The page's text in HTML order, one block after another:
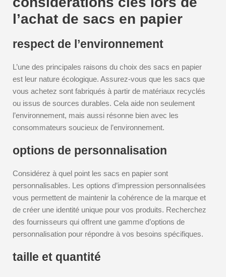
l’achat de sacs en papier
respect de l’environnement
L’une des principales raisons du choix des sacs en papier
est leur nature écologique. Assurez-vous que les sacs que
vous achetez sont fabriqués à partir de matériaux recyclés
ou issus de sources durables. Cela aide non seulement
l’environnement, mais aussi résonne bien avec les
consommateurs soucieux de l’environnement.
options de personnalisation
Considérez à quel point les sacs en papier sont
personnalisables. Les options d’impression personnalisées
vous permettent de maintenir la cohérence de la marque et
de créer une identité unique pour vos produits. Recherchez
des fournisseurs qui offrent une gamme d’options de
personnalisation pour répondre à vos besoins spécifiques.
taille et quantité